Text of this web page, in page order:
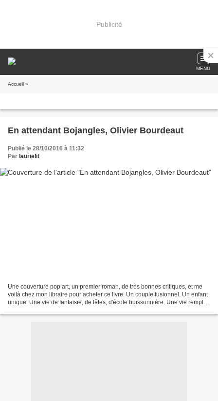
Publicité
MENU
Accueil »
En attendant Bojangles, Olivier Bourdeaut
Publié le 28/10/2016 à 11:32
Par laurielit
Une couverture pop art, un premier roman, de très bonnes critiques, et me
voilà chez mon libraire pour acheter ce livre. Un couple fusionnel. Un enfant
unique. Une vie de fantaisie, de fêtes, d'école buissonnière. Une vie remplie